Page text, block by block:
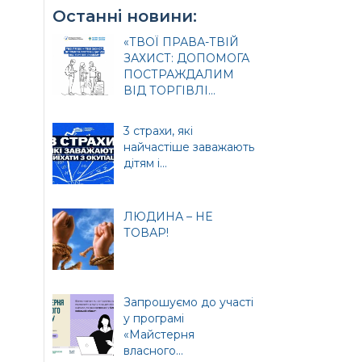
Останні новини:
«ТВОЇ ПРАВА-ТВІЙ
ЗАХИСТ: ДОПОМОГА
ПОСТРАЖДАЛИМ
ВІД ТОРГІВЛІ...
3 страхи, які
найчастіше заважають
дітям і...
ЛЮДИНА – НЕ
ТОВАР!
Запрошуємо до участі
у програмі
«Майстерня
власного...